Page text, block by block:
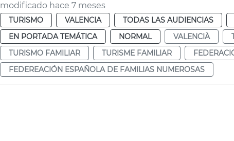
modificado hace 7 meses
TURISMO VALENCIA TODAS LAS AUDIENCIAS
EN PORTADA TEMÁTICA
NORMAL VALENCIÀ
TURISMO FAMILIAR
TURISME FAMILIAR
FEDEREACIÓN ESPAÑOLA DE FAMILIAS NUMEROSAS